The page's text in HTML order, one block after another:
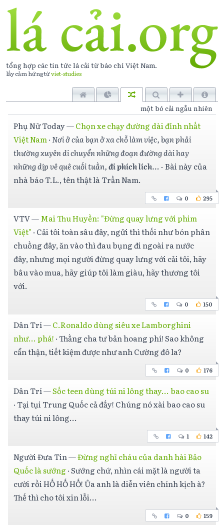
tổng hợp các tin tức lá cải từ báo chíViệt Nam.
lấy cảm hứng từviet-studies
một bó cải ngẫu nhiên
Phụ Nữ Today—Chọn xe chạy đường dài đỉnh nhất
Việt Nam·Nơi ở của bạn ở xa chỗ làm việc, bạn phải
thường xuyên di chuyển những đoạn đường dài hay
những dịp vê quê cuối tuần,đi phích lích… - Bài này của
nhà báo T.L., tên thật là Trần Nam.
0 295
VTV—Mai Thu Huyền: "Đừng quay lưng với phim
Việt" · Cải tôi toàn sâu đây, ngửi thì thối như bón phân
chuồng đây, ăn vào thì đau bụng đi ngoài ra nước
đây, nhưng mọi người đừng quay lưng với cải tôi, hãy
bâu vào mua, hãy giúp tôi làm giàu, hãy thương tôi
với.
0 150
Dân Trí—C.Ronaldo dùng siêu xe Lamborghini
như... phá! ·Thằng cha tư bản hoang phí! Sao không
cẩn thận, tiết kiệm được như anh Cường đô la?
0 176
Dân Trí—Sốc teen dùng túi ni lông thay... bao cao su
· Tại tụi Trung Quốc cả đấy! Chúng nó xài bao cao su
thay túi ni lông...
1 142
Người Đưa Tin—Đừng nghĩ cháu của danh hài Bảo
Quốc là sướng ·Sướng chứ, nhìn cái mặt là người ta
cười rồi HỐ HỐ HỐ! Ủa anh là diễn viên chính kịch à?
Thế thì cho tôi xin lỗi...
0 159